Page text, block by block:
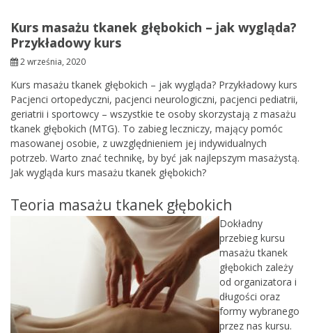
Kurs masażu tkanek głębokich – jak wygląda?
Przykładowy kurs
2 września, 2020
Kurs masażu tkanek głębokich – jak wygląda? Przykładowy kurs
Pacjenci ortopedyczni, pacjenci neurologiczni, pacjenci pediatrii,
geriatrii i sportowcy – wszystkie te osoby skorzystają z masażu
tkanek głębokich (MTG). To zabieg leczniczy, mający pomóc
masowanej osobie, z uwzględnieniem jej indywidualnych
potrzeb. Warto znać technikę, by być jak najlepszym masażystą.
Jak wygląda kurs masażu tkanek głębokich?
Teoria masażu tkanek głębokich
Dokładny
przebieg kursu
masażu tkanek
głębokich zależy
od organizatora i
długości oraz
formy wybranego
przez nas kursu.